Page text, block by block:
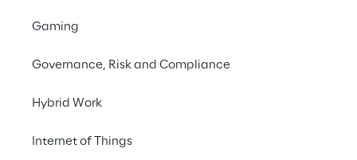
Gaming
Governance, Risk and Compliance
Hybrid Work
Internet of Things
Quadrant